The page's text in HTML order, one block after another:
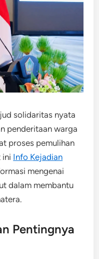
solidaritas nyata
penderitaan warga
proses pemulihan
ini Info Kejadian
mengenai
dalam membantu
Pentingnya